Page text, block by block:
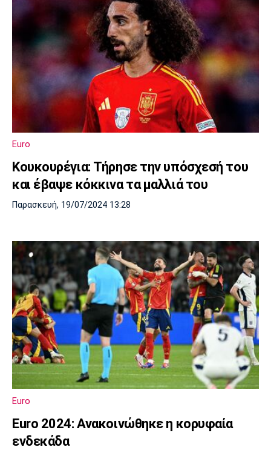
Μπορούσια
Ντόρτμουντ
Παρί Σεν
Ζερμέν
Μαρσέιγ
Μονακό
Ερυθρός
Αστέρας
Τότεναμ
Πόρτο Μπενφίκα
Euro
Κουκουρέγια: Τήρησε την υπόσχεσή του
και έβαψε κόκκινα τα μαλλιά του
Παρασκευή, 19/07/2024 13:28
Euro
Euro 2024: Ανακοινώθηκε η κορυφαία
ενδεκάδα